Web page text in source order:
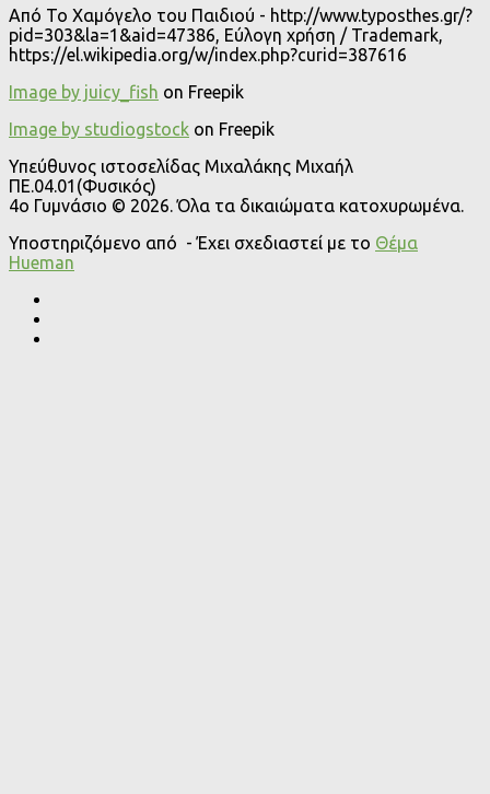
Από Το Χαμόγελο του Παιδιού - http://www.typosthes.gr/?
pid=303&la=1&aid=47386, Εύλογη χρήση / Trademark,
https://el.wikipedia.org/w/index.php?curid=387616
Image by juicy_fish on Freepik
Image by studiogstock on Freepik
Υπεύθυνος ιστοσελίδας Μιχαλάκης Μιχαήλ
ΠΕ.04.01(Φυσικός)
4o Γυμνάσιο © 2026. Όλα τα δικαιώματα κατοχυρωμένα.
Υποστηριζόμενο από - Έχει σχεδιαστεί με το Θέμα
Ηueman